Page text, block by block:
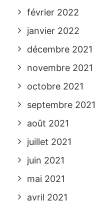
février 2022
janvier 2022
décembre 2021
novembre 2021
octobre 2021
septembre 2021
août 2021
juillet 2021
juin 2021
mai 2021
avril 2021